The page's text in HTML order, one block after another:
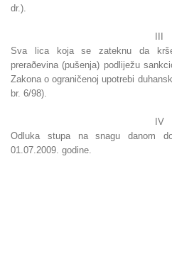
dr.).
Sva lica koja se zateknu da krše
preraðevina (pušenja) podliježu
Zakona o ograničenoj upotrebi
br. 6/98).
IV
Odluka stupa na snagu danom
01.07.2009. godine.